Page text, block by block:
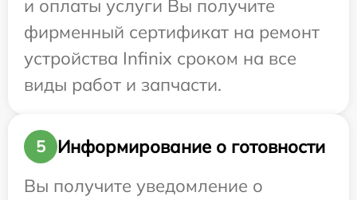
и оплаты услуги Вы получите
фирменный сертификат на ремонт
устройства Infinix сроком на все
виды работ и запчасти.
5
Информирование о готовности
Вы получите уведомление о